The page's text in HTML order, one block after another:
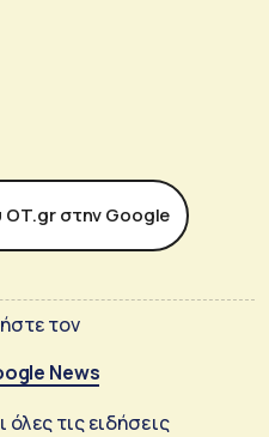
ΟΤ.gr στην Google
τον
News
τις ειδήσεις